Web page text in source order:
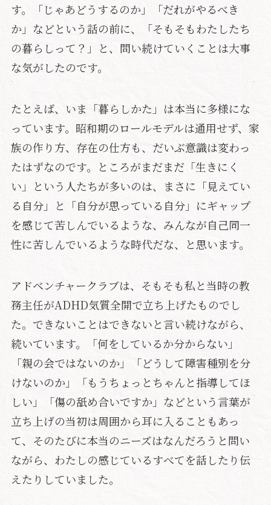
す。「じゃあどうするのか」「だれがやるべき
か」などという話の前に、「そもそもわたしたち
の暮らしって？」と、問い続けていくことは大事
な気がしたのです。
たとえば、いま「暮らしかた」は本当に多様にな
っています。昭和期のロールモデルは通用せず、家
族の作り方、存在の仕方も、だいぶ意識は変わっ
たはずなのです。ところがまだまだ「生きにく
い」という人たちが多いのは、まさに「見えてい
る自分」と「自分が思っている自分」にギャップ
を感じて苦しんでいるような、みんなが自己同一
性に苦しんでいるような時代だな、と思います。
アドベンチャークラブは、そもそも私と当時の教
務主任がADHD気質全開で立ち上げたものでし
た。できないことはできないと言い続けながら、
続いています。「何をしているか分からない」
「親の会ではないのか」「どうして障害種別を分
けないのか」「もうちょっとちゃんと指導してほ
しい」「傷の舐め合いですか」などという言葉が
立ち上げの当初は周囲から耳に入ることもあっ
て、そのたびに本当のニーズはなんだろうと問い
ながら、わたしの感じているすべてを話したり伝
えたりしていました。